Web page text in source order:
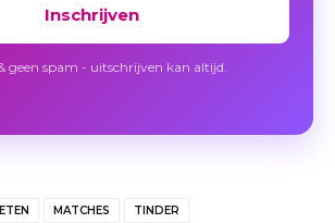
Inschrijven
geen spam - uitschrijven kan altijd.
ETEN MATCHES TINDER